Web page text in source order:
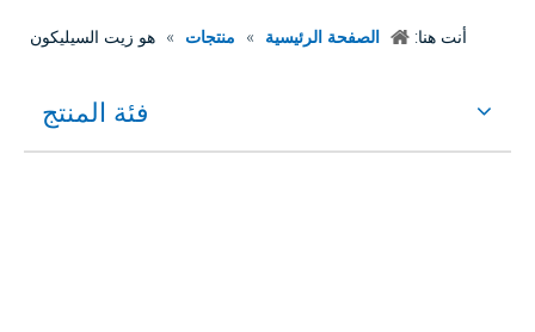
أنت هنا: الصفحة الرئيسية » منتجات » هو زيت السيليكون
فئة المنتج